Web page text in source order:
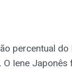
percentual
Iene